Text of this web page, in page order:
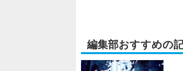
編集部おすすめの